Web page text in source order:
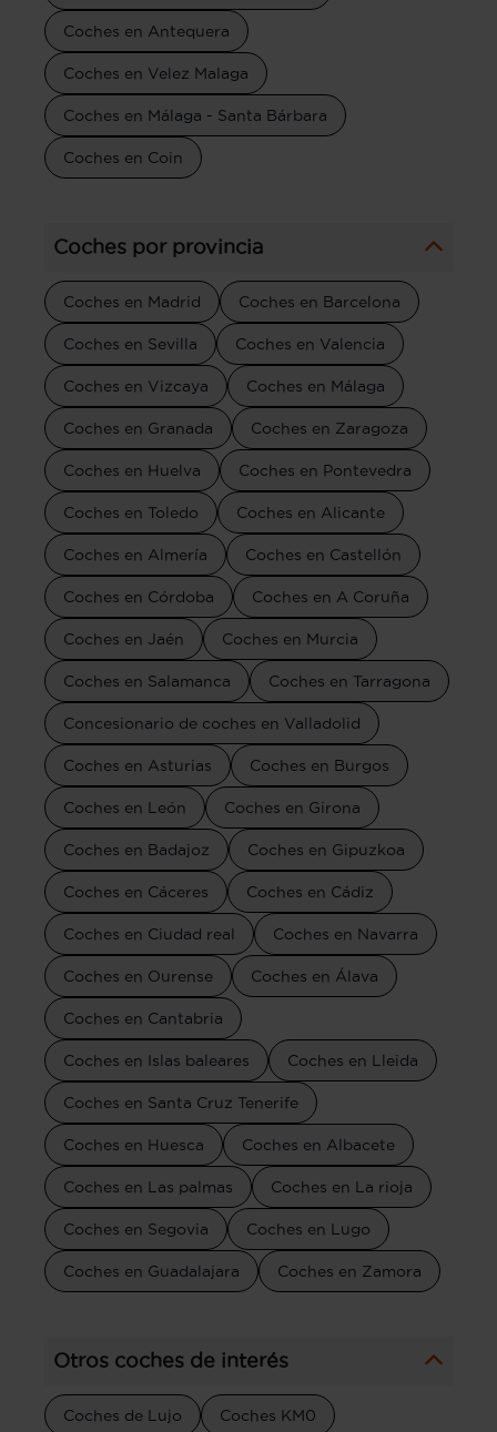
Coches en Antequera
Coches en Velez Malaga
Coches en Málaga - Santa Bárbara
Coches en Coin
Coches por provincia
Coches en Madrid Coches en Barcelona
Coches en Sevilla Coches en Valencia
Coches en Vizcaya Coches en Málaga
Coches en Granada Coches en Zaragoza
Coches en Huelva Coches en Pontevedra
Coches en Toledo Coches en Alicante
Coches en Almería Coches en Castellón
Coches en Córdoba Coches en A Coruña
Coches en Jaén Coches en Murcia
Coches en Salamanca Coches en Tarragona
Concesionario de coches en Valladolid
Coches en Asturias Coches en Burgos
Coches en León Coches en Girona
Coches en Badajoz Coches en Gipuzkoa
Coches en Cáceres Coches en Cádiz
Coches en Ciudad real Coches en Navarra
Coches en Ourense Coches en Álava
Coches en Cantabria
Coches en Islas baleares Coches en Lleida
Coches en Santa Cruz Tenerife
Coches en Huesca Coches en Albacete
Coches en Las palmas Coches en La rioja
Coches en Segovia Coches en Lugo
Coches en Guadalajara Coches en Zamora
Otros coches de interés
Coches de Lujo Coches KM0